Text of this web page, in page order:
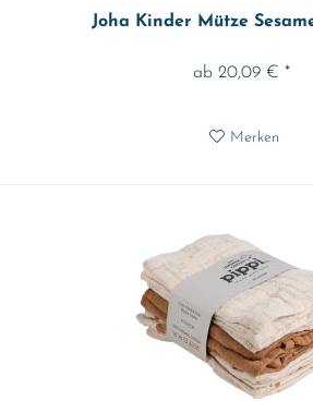
Joha Kinder Mütze
ab 20,09 € *
Merken